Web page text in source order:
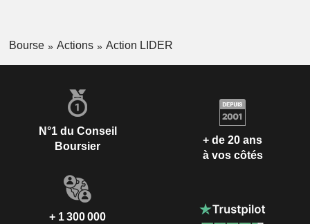
Bourse Actions Action LIDER
N°1 du Conseil
Boursier
+ de 20 ans
à vos côtés
+ 1 300 000